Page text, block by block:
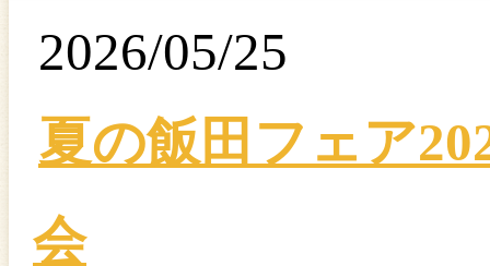
2026/05/25
夏の飯田フェア
会